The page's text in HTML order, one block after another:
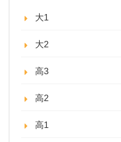
大1
大2
高3
高2
高1